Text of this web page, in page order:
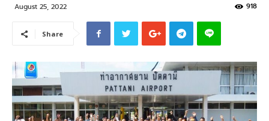
August 25, 2022 918
Share